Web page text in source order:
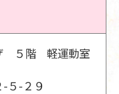
５階 軽運動室
５-２９